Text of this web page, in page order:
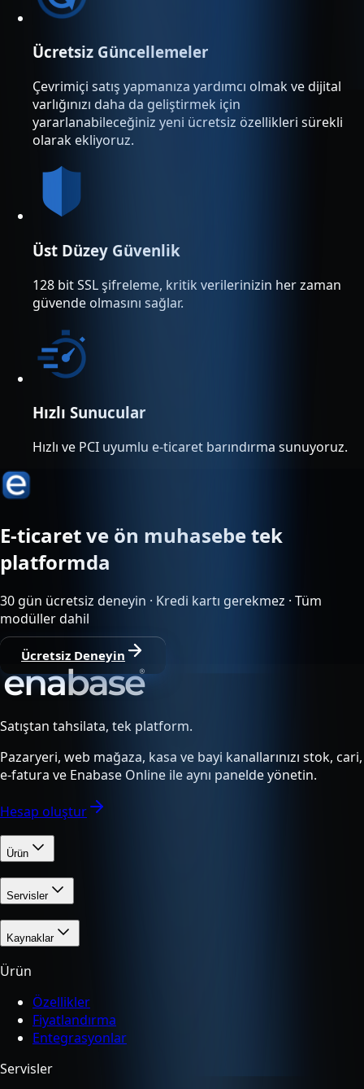
Ücretsiz Güncellemeler
Çevrimiçi satış yapmanıza yardımcı olmak ve dijital
varlığınızı daha da geliştirmek için
yararlanabileceğiniz yeni ücretsiz özellikleri sürekli
olarak ekliyoruz.
Üst Düzey Güvenlik
128 bit SSL şifreleme, kritik verilerinizin her zaman
güvende olmasını sağlar.
Hızlı Sunucular
Hızlı ve PCI uyumlu e-ticaret barındırma sunuyoruz.
E-ticaret ve ön muhasebe tek
platformda
30 gün ücretsiz deneyin · Kredi kartı gerekmez · Tüm
modüller dahil
Ücretsiz Deneyin
Satıştan tahsilata, tek platform.
Pazaryeri, web mağaza, kasa ve bayi kanallarınızı stok, cari,
e-fatura ve Enabase Online ile aynı panelde yönetin.
Hesap oluştur
Ürün
Servisler
Kaynaklar
Ürün
Özellikler
Fiyatlandırma
Entegrasyonlar
Servisler